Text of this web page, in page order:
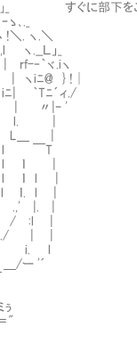
_ すぐに部下をこ
._
. ヽ.＼
Ｌ」_
｀ヾ.iヽ
iﾆ@ } !│
Tﾆ´ィ./
〃|ｰ '
ﾆ l. |
|
￣T
|
l |
l |
|
|
| |
i. l
/ー '´
"